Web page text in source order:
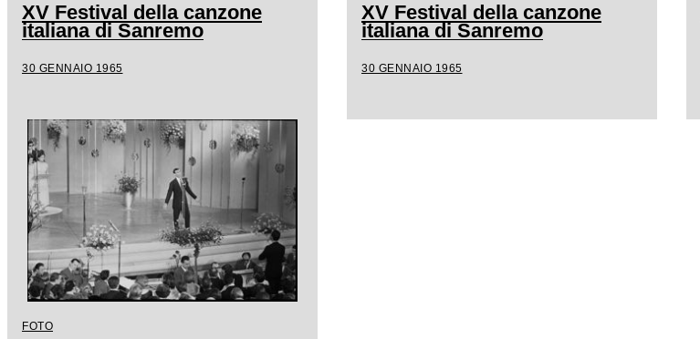
XV Festival della canzone
italiana di Sanremo
30 GENNAIO 1965
XV Festival della canzone
italiana di Sanremo
30 GENNAIO 1965
FOTO